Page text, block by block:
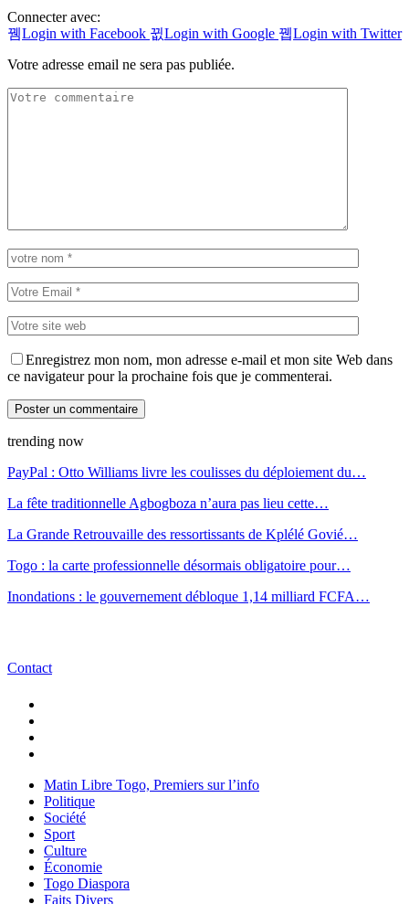
Connecter avec:
Login with Facebook
Login with Google
Login with Twitter
Votre adresse email ne sera pas publiée.
Enregistrez mon nom, mon adresse e-mail et mon site Web dans
ce navigateur pour la prochaine fois que je commenterai.
trending now
PayPal : Otto Williams livre les coulisses du déploiement du…
La fête traditionnelle Agbogboza n’aura pas lieu cette…
La Grande Retrouvaille des ressortissants de Kplélé Govié…
Togo : la carte professionnelle désormais obligatoire pour…
Inondations : le gouvernement débloque 1,14 milliard FCFA…
Contact
Matin Libre Togo, Premiers sur l’info
Politique
Société
Sport
Culture
Économie
Togo Diaspora
Faits Divers